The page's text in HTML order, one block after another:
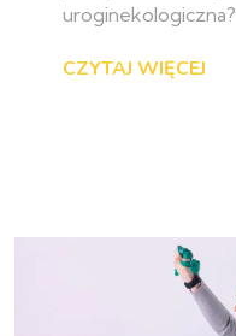
uroginekologiczna?
CZYTAJ WIĘCEJ